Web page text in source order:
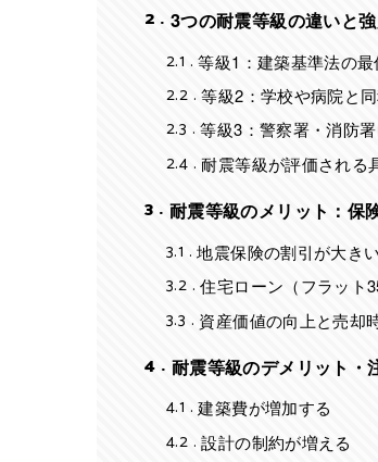
2
3つの耐震等級の違いと
2.1
等級1：建築基準法の
2.2 等級2：学校や病院と
2.3 等級3：警察署・消防
2.4 耐震等級が評価される
3
耐震等級のメリット：保
3.1
地震保険の割引が大き
3.2 住宅ローン（フラット
3.3 資産価値の向上と売却
4
耐震等級のデメリット・
4.1
建築費が増加する
4.2 設計の制約が増える